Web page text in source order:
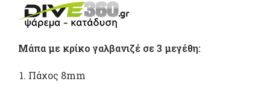
through
Μάπα με κρίκο γαλβανιζέ σε 3 μεγέθη:
Πάχος 8mm